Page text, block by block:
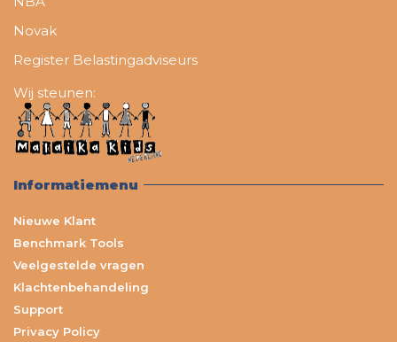
Novak
Register Belastingadviseurs
Wij steunen:
Informatiemenu
Nieuwe Klant
Benchmark Tools
Veelgestelde vragen
Klachtenbehandeling
Support
Privacy Policy